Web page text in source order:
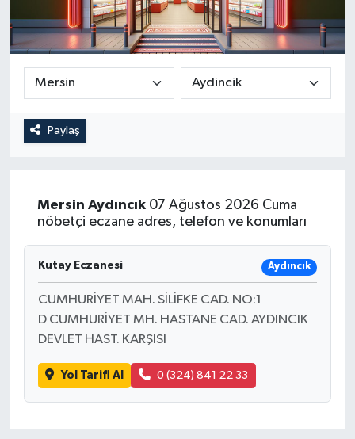
Paylaş
Mersin Aydıncık07 Ağustos 2026 Cuma
nöbetçi eczane adres, telefon ve konumları
Kutay Eczanesi Aydıncık
CUMHURİYET MAH. SİLİFKE CAD. NO:1
D CUMHURİYET MH. HASTANE CAD. AYDINCIK
DEVLET HAST. KARŞISI
Yol Tarifi Al 0 (324) 841 22 33